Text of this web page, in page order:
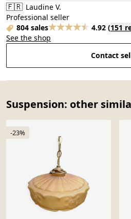
🇫🇷 Laudine V.
Professional seller
804 sales
4.92 (151
See the shop
Contact
Suspension: other
-23%